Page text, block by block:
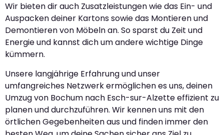
Wir bieten dir auch Zusatzleistungen wie das Ein- und
Auspacken deiner Kartons sowie das Montieren und
Demontieren von Möbeln an. So sparst du Zeit und
Energie und kannst dich um andere wichtige Dinge
kümmern.
Unsere langjährige Erfahrung und unser
umfangreiches Netzwerk ermöglichen es uns, deinen
Umzug von Bochum nach Esch-sur-Alzette effizient zu
planen und durchzuführen. Wir kennen uns mit den
örtlichen Gegebenheiten aus und finden immer den